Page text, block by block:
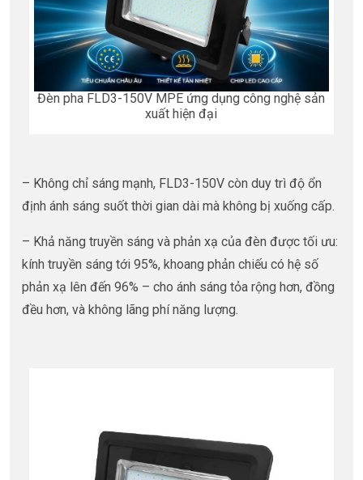
Đèn pha FLD3-150V MPE ứng dụng công nghệ sản
xuất hiện đại
– Không chỉ sáng mạnh, FLD3-150V còn duy trì độ ổn
định ánh sáng suốt thời gian dài mà không bị xuống cấp.
– Khả năng truyền sáng và phản xạ của đèn được tối ưu:
kính truyền sáng tới 95%, khoang phản chiếu có hệ số
phản xạ lên đến 96% – cho ánh sáng tỏa rộng hơn, đồng
đều hơn, và không lãng phí năng lượng.